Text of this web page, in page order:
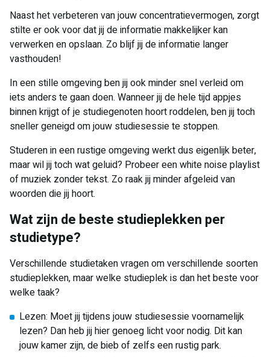
Naast het verbeteren van jouw concentratievermogen, zorgt
stilte er ook voor dat jij de informatie makkelijker kan
verwerken en opslaan. Zo blijf jij de informatie langer
vasthouden!
In een stille omgeving ben jij ook minder snel verleid om
iets anders te gaan doen. Wanneer jij de hele tijd appjes
binnen krijgt of je studiegenoten hoort roddelen, ben jij toch
sneller geneigd om jouw studiesessie te stoppen.
Studeren in een rustige omgeving werkt dus eigenlijk beter,
maar wil jij toch wat geluid? Probeer een white noise playlist
of muziek zonder tekst. Zo raak jij minder afgeleid van
woorden die jij hoort.
Wat zijn de beste studieplekken per
studietype?
Verschillende studietaken vragen om verschillende soorten
studieplekken, maar welke studieplek is dan het beste voor
welke taak?
Lezen: Moet jij tijdens jouw studiesessie voornamelijk
lezen? Dan heb jij hier genoeg licht voor nodig. Dit kan
jouw kamer zijn, de bieb of zelfs een rustig park.